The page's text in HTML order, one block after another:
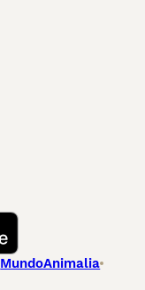
MundoAnimalia